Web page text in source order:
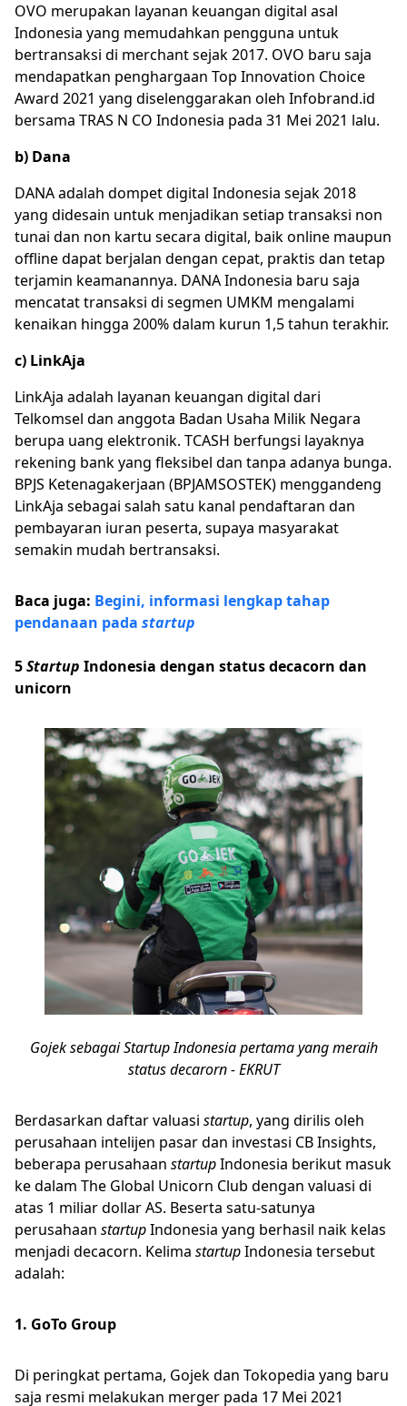
OVO merupakan layanan keuangan digital asal
Indonesia yang memudahkan pengguna untuk
bertransaksi di merchant sejak 2017. OVO baru saja
mendapatkan penghargaan Top Innovation Choice
Award 2021 yang diselenggarakan oleh Infobrand.id
bersama TRAS N CO Indonesia pada 31 Mei 2021 lalu.
b) Dana
DANA adalah dompet digital Indonesia sejak 2018
yang didesain untuk menjadikan setiap transaksi non
tunai dan non kartu secara digital, baik online maupun
offline dapat berjalan dengan cepat, praktis dan tetap
terjamin keamanannya. DANA Indonesia baru saja
mencatat transaksi di segmen UMKM mengalami
kenaikan hingga 200% dalam kurun 1,5 tahun terakhir.
c) LinkAja
LinkAja adalah layanan keuangan digital dari
Telkomsel dan anggota Badan Usaha Milik Negara
berupa uang elektronik. TCASH berfungsi layaknya
rekening bank yang fleksibel dan tanpa adanya bunga.
BPJS Ketenagakerjaan (BPJAMSOSTEK) menggandeng
LinkAja sebagai salah satu kanal pendaftaran dan
pembayaran iuran peserta, supaya masyarakat
semakin mudah bertransaksi.
Baca juga: Begini, informasi lengkap tahap
pendanaan pada startup
5Startup Indonesia dengan status decacorn dan
unicorn
Gojek sebagai Startup Indonesia pertama yang meraih
status decarorn - EKRUT
Berdasarkan daftar valuasi startup, yang dirilis oleh
perusahaan intelijen pasar dan investasi CB Insights,
beberapa perusahaan startupIndonesia berikut masuk
ke dalam The Global Unicorn Club dengan valuasi di
atas 1 miliar dollar AS. Beserta satu-satunya
perusahaan startupIndonesia yang berhasil naik kelas
menjadi decacorn. Kelima startupIndonesia tersebut
adalah:
1. GoTo Group
Di peringkat pertama, Gojek dan Tokopedia yang baru
saja resmi melakukan merger pada 17 Mei 2021